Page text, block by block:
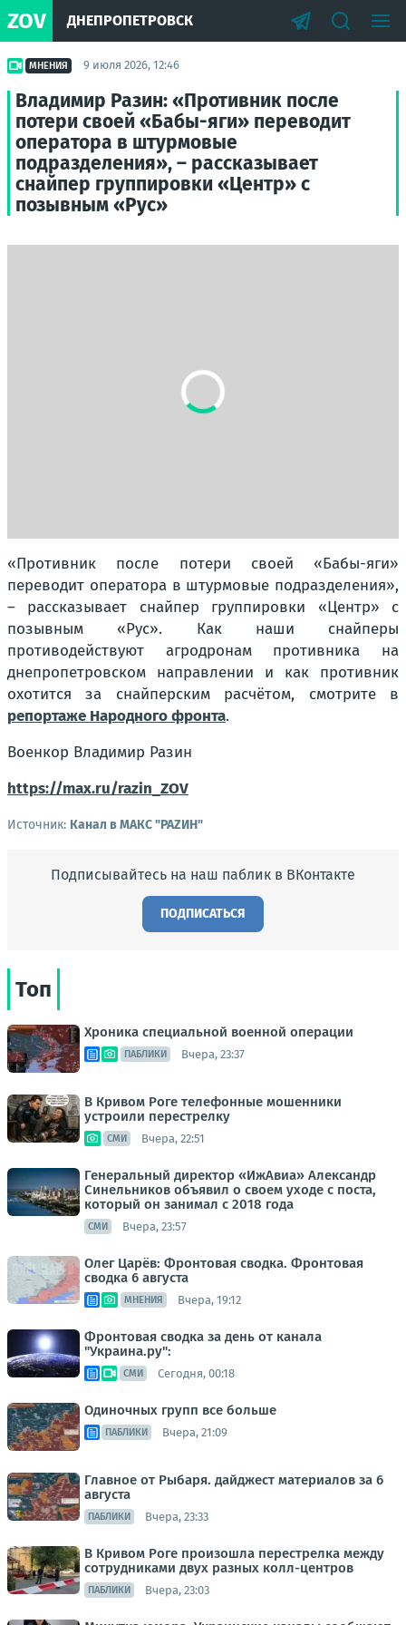
ZOV ДНЕПРОПЕТРОВСК
МНЕНИЯ 9 июля 2026, 12:46
Владимир Разин: «Противник после
потери своей «Бабы-яги» переводит
оператора в штурмовые
подразделения», – рассказывает
снайпер группировки «Центр» с
позывным «Рус»
«Противник после потери своей «Бабы-яги»
переводит оператора в штурмовые подразделения»,
– рассказывает снайпер группировки «Центр» с
позывным «Рус». Как наши снайперы
противодействуют агродронам противника на
днепропетровском направлении и как противник
охотится за снайперским расчётом, смотрите в
репортаже Народного фронта.
Военкор Владимир Разин
https://max.ru/razin_ZOV
Источник: Канал в МАКС "РАZИН"
Подписывайтесь на наш паблик в ВКонтакте
ПОДПИСАТЬСЯ
Топ
Хроника специальной военной операции
ПАБЛИКИ Вчера, 23:37
В Кривом Роге телефонные мошенники
устроили перестрелку
СМИ Вчера, 22:51
Генеральный директор «ИжАвиа» Александр
Синельников объявил о своем уходе с поста,
который он занимал с 2018 года
СМИ Вчера, 23:57
Олег Царёв: Фронтовая сводка. Фронтовая
сводка 6 августа
МНЕНИЯ Вчера, 19:12
Фронтовая сводка за день от канала
"Украина.ру":
СМИ Сегодня, 00:18
Одиночных групп все больше
ПАБЛИКИ Вчера, 21:09
Главное от Рыбаря. дайджест материалов за 6
августа
ПАБЛИКИ Вчера, 23:33
В Кривом Роге произошла перестрелка между
сотрудниками двух разных колл-центров
ПАБЛИКИ Вчера, 23:03